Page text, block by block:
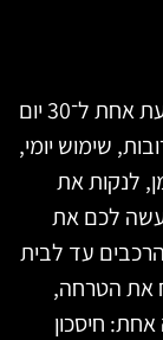
באופן ממוצע, ניקוי רכבים בישראל, מתבצעת אחת ל־30 יום
יומי,
את
לכם את
עד לבית
הטרחה,
חיסכון